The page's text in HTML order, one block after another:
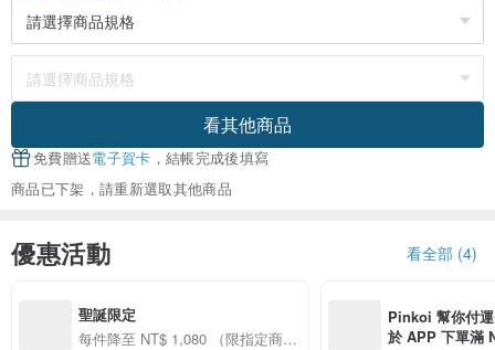
看其他商品
免費贈送電子賀卡 ，結帳完成後填寫
商品已下架，請重新選取其他商品
優惠活動 看全部 (4)
聖誕限定
每件降至 NT$ 1,080 （限指定商
Pinkoi 幫你付
於 APP 下單滿